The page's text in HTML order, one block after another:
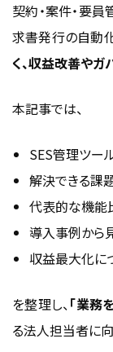
まずは管理
運用フロー
導入後は
SES管理
SES管理ツ
導入前に整
小規模な
SES管理
大手SIerで
導入後の
契約・案件・要
求書発行の自動
く、収益改善や
本記事では、
SES管理ツー
解決できる課
代表的な機能
導入事例から
収益最大化に
を整理し、「業務
る法人担当者に